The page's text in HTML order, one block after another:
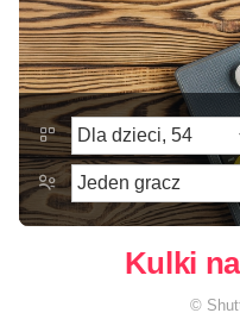
Kulki
©